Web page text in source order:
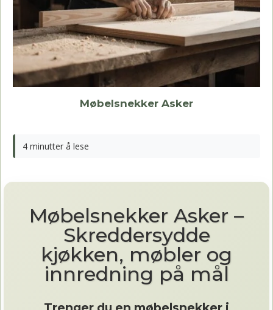
Møbelsnekker Asker
4 minutter å lese
Møbelsnekker Asker –
Skreddersydde
kjøkken, møbler og
innredning på mål